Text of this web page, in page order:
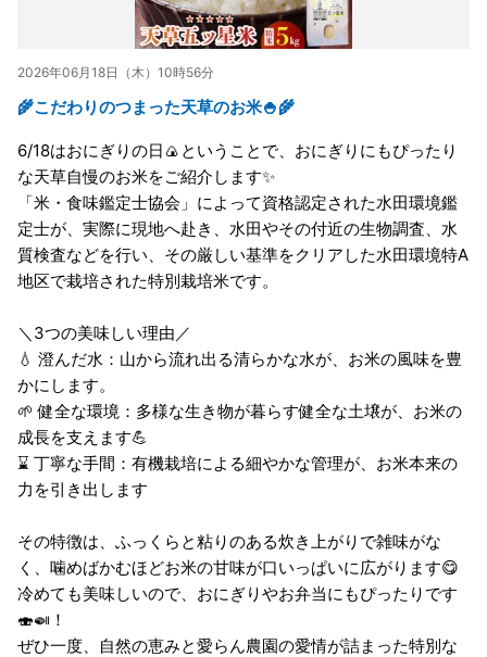
2026年06月18日（木）10時56分
🌾こだわりのつまった天草のお米🍚🌾
6/18はおにぎりの日🍙ということで、おにぎりにもぴったり
な天草自慢のお米をご紹介します✨
「米・食味鑑定士協会」によって資格認定された水田環境鑑
定士が、実際に現地へ赴き、水田やその付近の生物調査、水
質検査などを行い、その厳しい基準をクリアした水田環境特A
地区で栽培された特別栽培米です。
＼3つの美味しい理由／
💧 澄んだ水：山から流れ出る清らかな水が、お米の風味を豊
かにします。
🌱 健全な環境：多様な生き物が暮らす健全な土壌が、お米の
成長を支えます💪
⌛ 丁寧な手間：有機栽培による細やかな管理が、お米本来の
力を引き出します
その特徴は、ふっくらと粘りのある炊き上がりで雑味がな
く、噛めばかむほどお米の甘味が口いっぱいに広がります😋
冷めても美味しいので、おにぎりやお弁当にもぴったりです
🍣🍛！
ぜひ一度、自然の恵みと愛らん農園の愛情が詰まった特別な